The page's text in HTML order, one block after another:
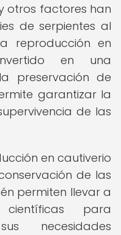
otros factores han
de serpientes al
reproducción en
en una
preservación de
garantizar la
de las
en cautiverio
de las
permiten llevar a
científicas para
necesidades